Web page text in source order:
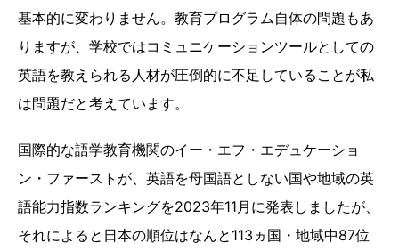
基本的に変わりません。教育プログラム自体の問題もあ
りますが、学校ではコミュニケーションツールとしての
英語を教えられる人材が圧倒的に不足していることが私
は問題だと考えています。
国際的な語学教育機関のイー・エフ・エデュケーショ
ン・ファーストが、英語を母国語としない国や地域の英
語能力指数ランキングを2023年11月に発表しましたが、
それによると日本の順位はなんと113ヵ国・地域中87位